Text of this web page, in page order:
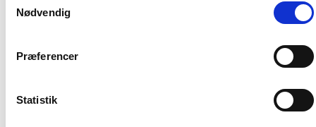
Nødvendig
Præferencer
Statistik